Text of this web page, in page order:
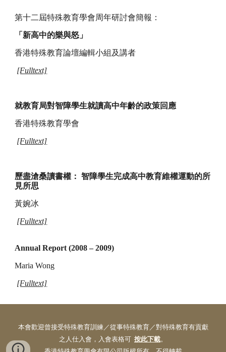
第十二屆特殊教育學會周年研討會簡報：
「新高中的樂與怒」
香港特殊教育論壇編輯小組及講者
[Fulltext]
就教育局對智障學生就讀高中年齡的政策回應
香港特殊教育學會
[Fulltext]
歷盡滄桑讀書權： 智障學生完成高中教育維權運動的所
見所思
黃婉冰
[Fulltext]
Annual Report (2008 – 2009)
Maria Wong
[Fulltext]
本會歡迎曾接受特殊教育訓練／從事特殊教育／對特殊教育有貢獻
之人仕入會，入會表格可 按此下載。